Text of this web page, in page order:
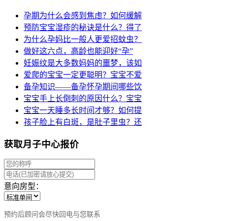
孕期为什么会感到焦虑？如何缓解
预防宝宝湿疹的秘诀是什么？得了
为什么孕妈比一般人更爱招蚊虫？
做好这六点，高龄也能迎好“孕”
妊娠纹是大多数妈妈的噩梦，该如
爱爬的宝宝一定更聪明？宝宝不爱
备孕知识——备孕怀孕期间哪些饮
宝宝手上长倒刺的原因什么？宝宝
宝宝一天睡多长时间才够？如何提
孩子脸上有白斑，是肚子里虫？还
获取月子中心报价
意向房型：
预约后顾问会尽快回电与您联系